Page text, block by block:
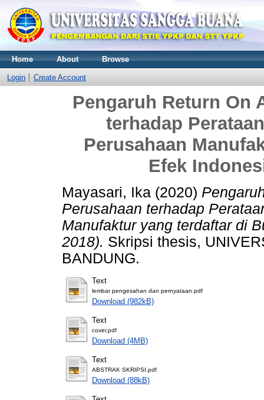
Home About Browse
Login Create Account
Pengaruh Return On
terhadap
Perusahaan
Efek
Mayasari, Ika (2020)
Perusahaan terhadap
Manufaktur yang terdaftar di
2018). Skripsi thesis,
BANDUNG.
Text
lembar pengesahan dan pernyataan.pdf
Download (982kB)
Text
cover.pdf
Download (4MB)
Text
ABSTRAK SKRIPSI.pdf
Download (88kB)